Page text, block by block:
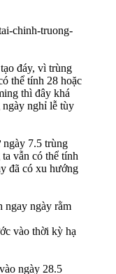
đáy, vì trùng
thể tính 28 hoặc
thì đây khá
nghỉ lễ tùy
7.5 trùng
vẫn có thể tính
đã có xu hướng
ngay ngày rằm
vào thời kỳ hạ
ngày 28.5